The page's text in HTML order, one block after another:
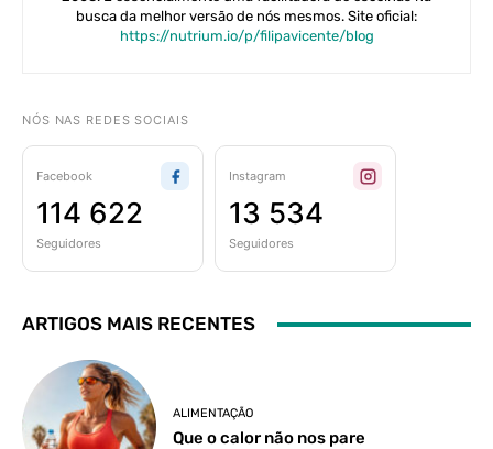
busca da melhor versão de nós mesmos. Site oficial:
https://nutrium.io/p/filipavicente/blog
NÓS NAS REDES SOCIAIS
Facebook
114 622
Seguidores
Instagram
13 534
Seguidores
ARTIGOS MAIS RECENTES
ALIMENTAÇÃO
Que o calor não nos pare